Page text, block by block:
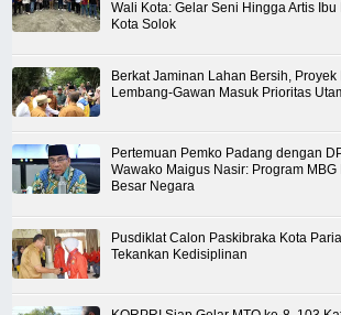
Wali Kota: Gelar Seni Hingga Artis
Kota Solok
Berkat Jaminan Lahan Bersih,
Lembang-Gawan Masuk Prioritas
Pertemuan Pemko Padang dengan
Wawako Maigus Nasir: Program
Besar Negara
Pusdiklat Calon Paskibraka Kota
Tekankan Kedisiplinan